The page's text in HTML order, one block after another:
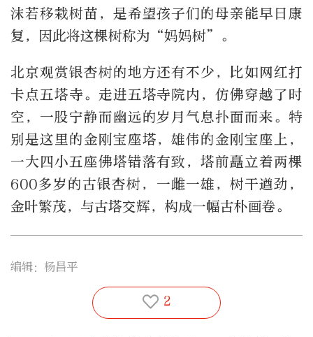
沫若移栽树苗，是希望孩子们的母亲能早日康
复，因此将这棵树称为“妈妈树”。
北京观赏银杏树的地方还有不少，比如网红打
卡点五塔寺。走进五塔寺院内，仿佛穿越了时
空，一股宁静而幽远的岁月气息扑面而来。特
别是这里的金刚宝座塔，雄伟的金刚宝座上，
一大四小五座佛塔错落有致，塔前矗立着两棵
600多岁的古银杏树，一雌一雄，树干遒劲，
金叶繁茂，与古塔交辉，构成一幅古朴画卷。
编辑：杨昌平
2